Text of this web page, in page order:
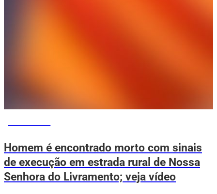
Homem é encontrado morto com sinais
de execução em estrada rural de Nossa
Senhora do Livramento; veja vídeo